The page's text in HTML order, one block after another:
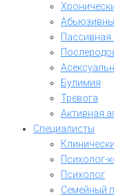
Пассивная
Булимия
Тревога
Активная
Специалисты
Психолог-
Психолог
Семейный